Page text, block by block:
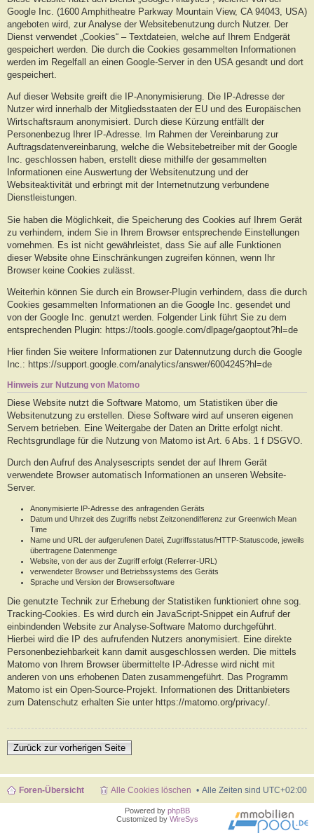
Google Inc. (1600 Amphitheatre Parkway Mountain View, CA 94043, USA)
angeboten wird, zur Analyse der Websitebenutzung durch Nutzer. Der
Dienst verwendet „Cookies“ – Textdateien, welche auf Ihrem Endgerät
gespeichert werden. Die durch die Cookies gesammelten Informationen
werden im Regelfall an einen Google-Server in den USA gesandt und dort
gespeichert.
Auf dieser Website greift die IP-Anonymisierung. Die IP-Adresse der
Nutzer wird innerhalb der Mitgliedsstaaten der EU und des Europäischen
Wirtschaftsraum anonymisiert. Durch diese Kürzung entfällt der
Personenbezug Ihrer IP-Adresse. Im Rahmen der Vereinbarung zur
Auftragsdatenvereinbarung, welche die Websitebetreiber mit der Google
Inc. geschlossen haben, erstellt diese mithilfe der gesammelten
Informationen eine Auswertung der Websitenutzung und der
Websiteaktivität und erbringt mit der Internetnutzung verbundene
Dienstleistungen.
Sie haben die Möglichkeit, die Speicherung des Cookies auf Ihrem Gerät
zu verhindern, indem Sie in Ihrem Browser entsprechende Einstellungen
vornehmen. Es ist nicht gewährleistet, dass Sie auf alle Funktionen
dieser Website ohne Einschränkungen zugreifen können, wenn Ihr
Browser keine Cookies zulässt.
Weiterhin können Sie durch ein Browser-Plugin verhindern, dass die durch
Cookies gesammelten Informationen an die Google Inc. gesendet und
von der Google Inc. genutzt werden. Folgender Link führt Sie zu dem
entsprechenden Plugin: https://tools.google.com/dlpage/gaoptout?hl=de
Hier finden Sie weitere Informationen zur Datennutzung durch die Google
Inc.: https://support.google.com/analytics/answer/6004245?hl=de
Hinweis zur Nutzung von Matomo
Diese Website nutzt die Software Matomo, um Statistiken über die
Websitenutzung zu erstellen. Diese Software wird auf unseren eigenen
Servern betrieben. Eine Weitergabe der Daten an Dritte erfolgt nicht.
Rechtsgrundlage für die Nutzung von Matomo ist Art. 6 Abs. 1 f DSGVO.
Durch den Aufruf des Analysescripts sendet der auf Ihrem Gerät
verwendete Browser automatisch Informationen an unseren Website-
Server.
Anonymisierte IP-Adresse des anfragenden Geräts
Datum und Uhrzeit des Zugriffs nebst Zeitzonendifferenz zur Greenwich Mean
Time
Name und URL der aufgerufenen Datei, Zugriffsstatus/HTTP-Statuscode, jeweils
übertragene Datenmenge
Website, von der aus der Zugriff erfolgt (Referrer-URL)
verwendeter Browser und Betriebssystems des Geräts
Sprache und Version der Browsersoftware
Die genutzte Technik zur Erhebung der Statistiken funktioniert ohne sog.
Tracking-Cookies. Es wird durch ein JavaScript-Snippet ein Aufruf der
einbindenden Website zur Analyse-Software Matomo durchgeführt.
Hierbei wird die IP des aufrufenden Nutzers anonymisiert. Eine direkte
Personenbeziehbarkeit kann damit ausgeschlossen werden. Die mittels
Matomo von Ihrem Browser übermittelte IP-Adresse wird nicht mit
anderen von uns erhobenen Daten zusammengeführt. Das Programm
Matomo ist ein Open-Source-Projekt. Informationen des Drittanbieters
zum Datenschutz erhalten Sie unter https://matomo.org/privacy/.
Zurück zur vorherigen Seite
Foren-Übersicht Alle Zeiten sind UTC+02:00
Alle Cookies löschen
Powered by phpBB
Customized by WireSys